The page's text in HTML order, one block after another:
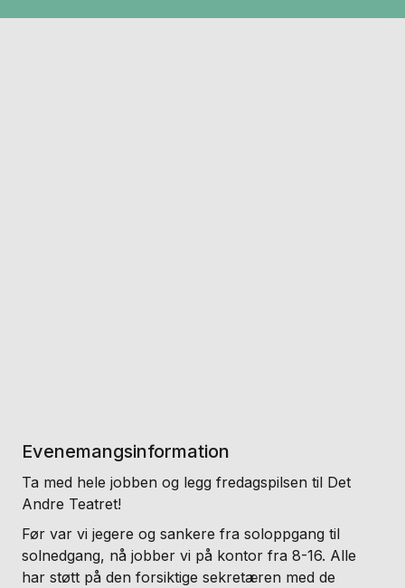
Evenemangsinformation
Ta med hele jobben og legg fredagspilsen til Det
Andre Teatret!
Før var vi jegere og sankere fra soloppgang til
solnedgang, nå jobber vi på kontor fra 8-16. Alle
har støtt på den forsiktige sekretæren med de